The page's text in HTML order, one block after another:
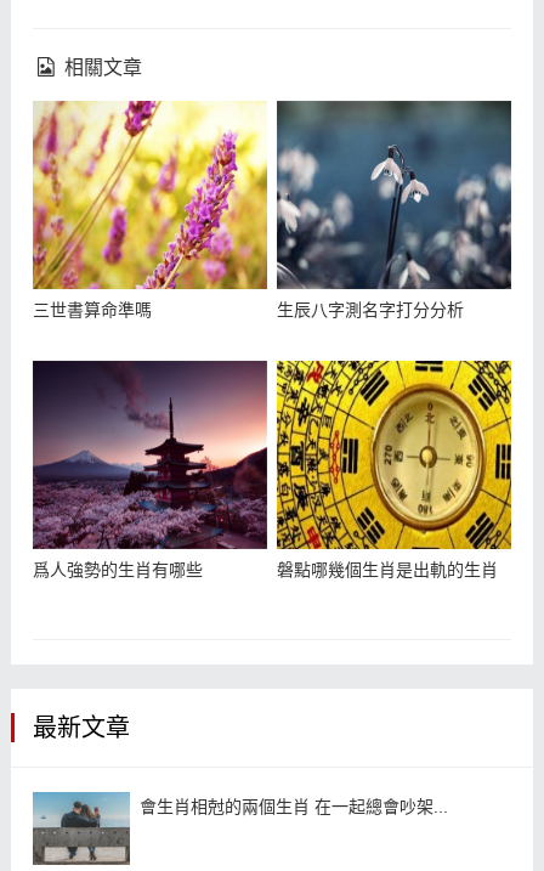
相關文章
三世書算命準嗎 生辰八字測名字打分分析
爲人強勢的生肖有哪些 磐點哪幾個生肖是出軌的生肖
最新文章
會生肖相尅的兩個生肖 在一起總會吵架...